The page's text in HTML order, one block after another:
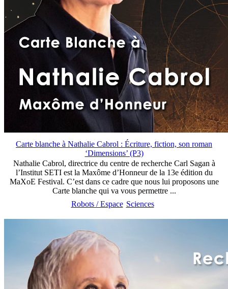
Carte blanche à Nathalie Cabrol : Écriture, fiction, son roman
‘Dimensions’ (P3)
Nathalie Cabrol, directrice du centre de recherche Carl Sagan à
l’Institut SETI est la Maxôme d’Honneur de la 13e édition du
MaXoE Festival. C’est dans ce cadre que nous lui proposons une
Carte blanche qui va vous permettre ...
Robots / Espace Sciences